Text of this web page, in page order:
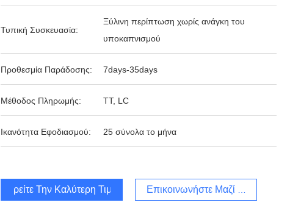
Τυπική Συσκευασία:
Ξύλινη περίπτωση χωρίς ανάγκη του
υποκαπνισμού
Προθεσμία Παράδοσης: 7days-35days
Μέθοδος Πληρωμής: TT, LC
Ικανότητα Εφοδιασμού: 25 σύνολα το μήνα
Βρείτε Την Καλύτερη Τιμή Επικοινωνήστε Μαζί Μας